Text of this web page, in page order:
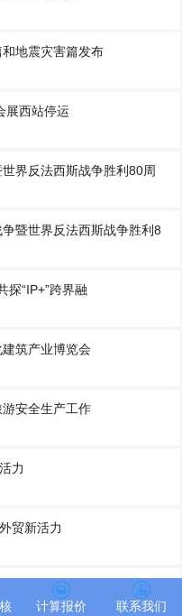
和地震灾害篇发布
展西站停运
界反法西斯战争胜利80周
暨世界反法西斯战争胜利8
探“IP+”跨界融
筑产业博览会
安全生产工作
力
贸新活力
计算报价 联系我们